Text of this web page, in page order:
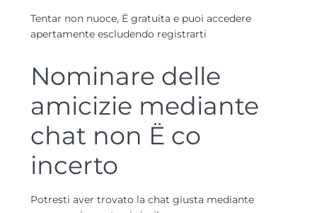
Tentar non nuoce, Ё gratuita e puoi accedere
apertamente escludendo registrarti
Nominare delle
amicizie mediante
chat non Ё co
incerto
Potresti aver trovato la chat giusta mediante